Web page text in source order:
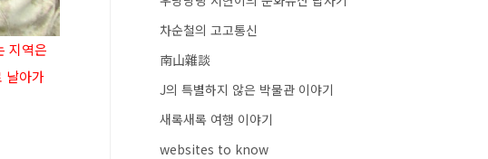
지역은
날아가
차순철의 고고통신
南山雜談
J의 특별하지 않은 박물관 이야기
새록새록 여행 이야기
websites to know